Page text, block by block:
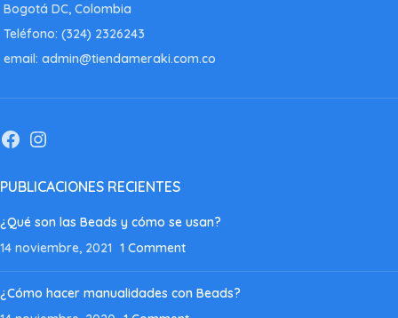
Bogotá DC, Colombia
Teléfono: (324) 2326243
email: admin@tiendameraki.com.co
PUBLICACIONES RECIENTES
¿Qué son las Beads y cómo se usan?
14 noviembre, 2021 1 Comment
¿Cómo hacer manualidades con Beads?